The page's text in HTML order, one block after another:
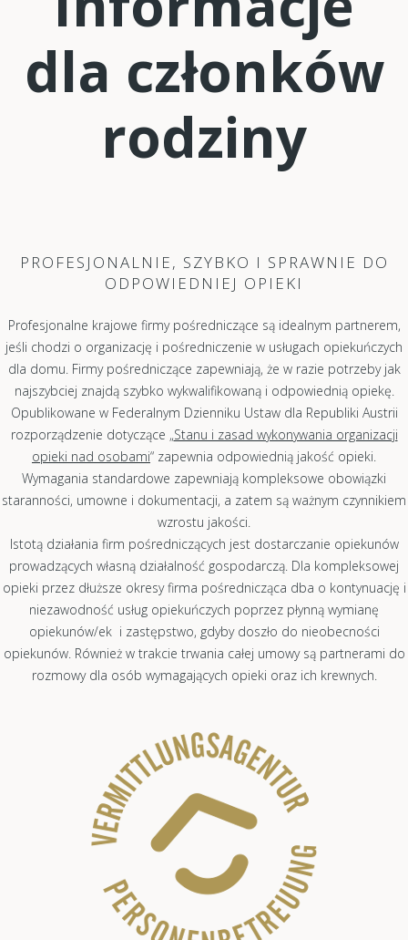
dla członków
rodziny
PROFESJONALNIE, SZYBKO I SPRAWNIE DO
ODPOWIEDNIEJ OPIEKI
Profesjonalne krajowe firmy pośredniczące są idealnym partnerem,
jeśli chodzi o organizację i pośredniczenie w usługach opiekuńczych
dla domu. Firmy pośredniczące zapewniają, że w razie potrzeby jak
najszybciej znajdą szybko wykwalifikowaną i odpowiednią opiekę.
Opublikowane w Federalnym Dzienniku Ustaw dla Republiki Austrii
rozporządzenie dotyczące „Stanu i zasad wykonywania organizacji
opieki nad osobami“ zapewnia odpowiednią jakość opieki.
Wymagania standardowe zapewniają kompleksowe obowiązki
staranności, umowne i dokumentacji, a zatem są ważnym czynnikiem
wzrostu jakości.
Istotą działania firm pośredniczących jest dostarczanie opiekunów
prowadzących własną działalność gospodarczą. Dla kompleksowej
opieki przez dłuższe okresy firma pośrednicząca dba o kontynuację i
niezawodność usług opiekuńczych poprzez płynną wymianę
opiekunów/ek i zastępstwo, gdyby doszło do nieobecności
opiekunów. Również w trakcie trwania całej umowy są partnerami do
rozmowy dla osób wymagających opieki oraz ich krewnych.